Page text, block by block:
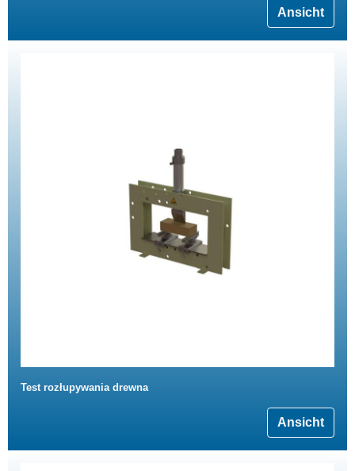
Ansicht
Test rozłupywania drewna
Ansicht